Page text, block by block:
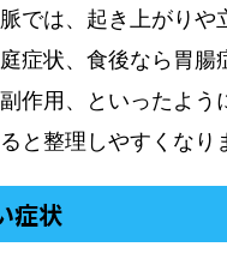
では、起き上がりや
症状、食後なら胃腸
作用、といったよう
と整理しやすくなり
症状